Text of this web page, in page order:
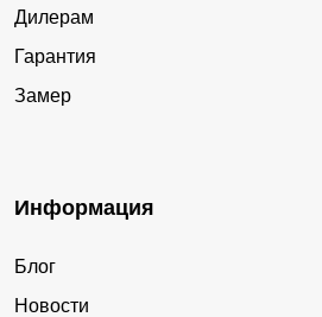
Дилерам
Гарантия
Замер
Информация
Блог
Новости